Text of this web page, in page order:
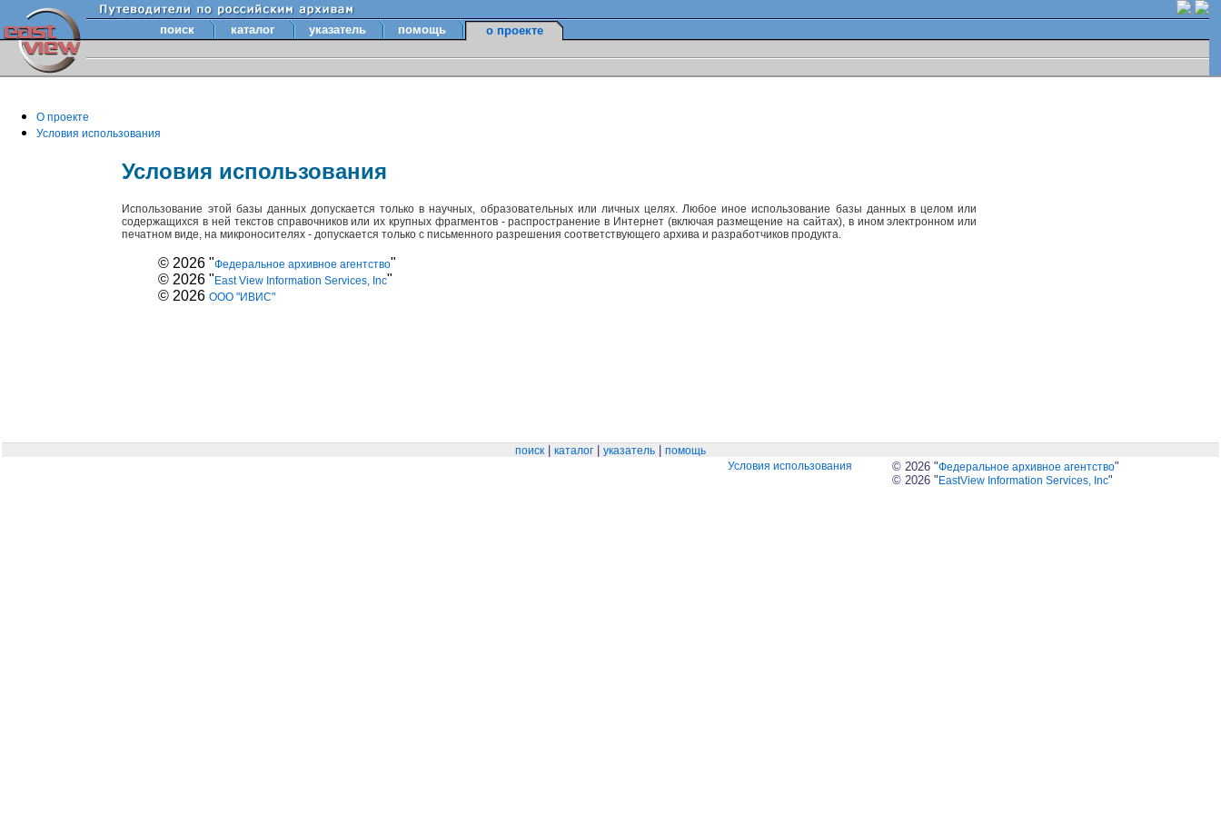
поиск каталог указатель помощь о проекте
О проекте
Условия использования
Условия использования
Использование этой базы данных допускается только в научных, образовательных или личных целях. Любое иное использование базы данных в целом или
содержащихся в ней текстов справочников или их крупных фрагментов - распространение в Интернет (включая размещение на сайтах), в ином электронном или
печатном виде, на микроносителях - допускается только с письменного разрешения соответствующего архива и разработчиков продукта.
© 2026 "Федеральное архивное агентство"
© 2026 " East View Information Services, Inc"
© 2026ООО "ИВИС"
поиск каталог указатель
помощь
Условия использования
© 2026 "Федеральное архивное агентство"
© 2026 " EastView Information Services, Inc"